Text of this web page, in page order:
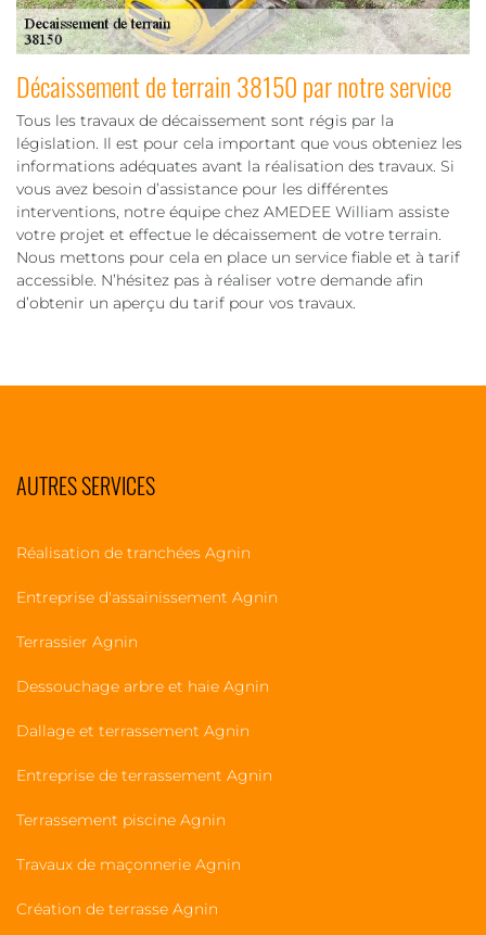
Décaissement de terrain 38150 par notre service
Tous les travaux de décaissement sont régis par la
législation. Il est pour cela important que vous obteniez les
informations adéquates avant la réalisation des travaux. Si
vous avez besoin d’assistance pour les différentes
interventions, notre équipe chez AMEDEE William assiste
votre projet et effectue le décaissement de votre terrain.
Nous mettons pour cela en place un service fiable et à tarif
accessible. N’hésitez pas à réaliser votre demande afin
d’obtenir un aperçu du tarif pour vos travaux.
AUTRES SERVICES
Réalisation de tranchées Agnin
Entreprise d'assainissement Agnin
Terrassier Agnin
Dessouchage arbre et haie Agnin
Dallage et terrassement Agnin
Entreprise de terrassement Agnin
Terrassement piscine Agnin
Travaux de maçonnerie Agnin
Création de terrasse Agnin